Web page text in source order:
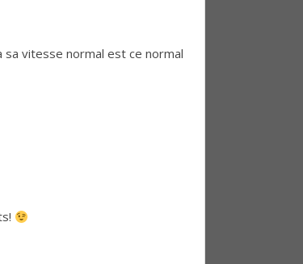
vitesse normal est ce normal